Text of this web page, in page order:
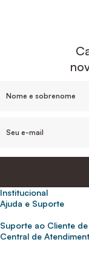
Institucional
Sobre nós
Para empresas
Ajuda e Suporte
Frete e entrega
Suporte ao Cliente
2ª Via de Boletos -
Central de